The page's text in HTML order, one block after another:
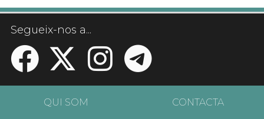
Segueix-nos a...
QUI SOM CONTACTA